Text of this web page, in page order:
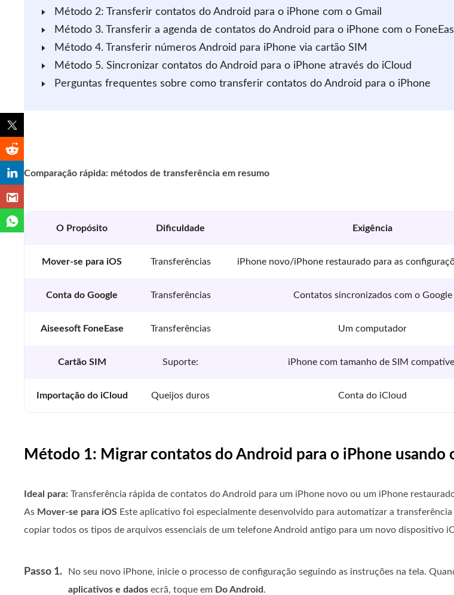
Método 2: Transferir contatos do Android para o iPhone com o Gmail
Método 3. Transferir a agenda de contatos do Android para o iPhone com o
Método 4. Transferir números Android para iPhone via cartão SIM
Método 5. Sincronizar contatos do Android para o iPhone através do iCloud
Perguntas frequentes sobre como transferir contatos do Android para o iPhone
Comparação rápida: métodos de transferência em resumo
O Propósito Dificuldade Exigência
Mover-se para iOS Transferências iPhone novo/iPhone restaurado para as
Conta do Google Transferências Contatos sincronizados com o Google
Aiseesoft FoneEase Transferências Um computador
Cartão SIM Suporte: iPhone com tamanho de SIM compatível
Importação do iCloud Queijos duros Conta do iCloud
Método 1: Migrar contatos do Android para o iPhone usando
Ideal para: Transferência rápida de contatos do Android para um iPhone novo ou um iPhone
As Mover-se para iOS Este aplicativo foi especialmente desenvolvido para automatizar a
copiar todos os tipos de arquivos essenciais de um telefone Android antigo para um novo dispositivo
Passo 1. No seu novo iPhone, inicie o processo de configuração seguindo as instruções na tela.
aplicativos e dados ecrã, toque em Do Android .